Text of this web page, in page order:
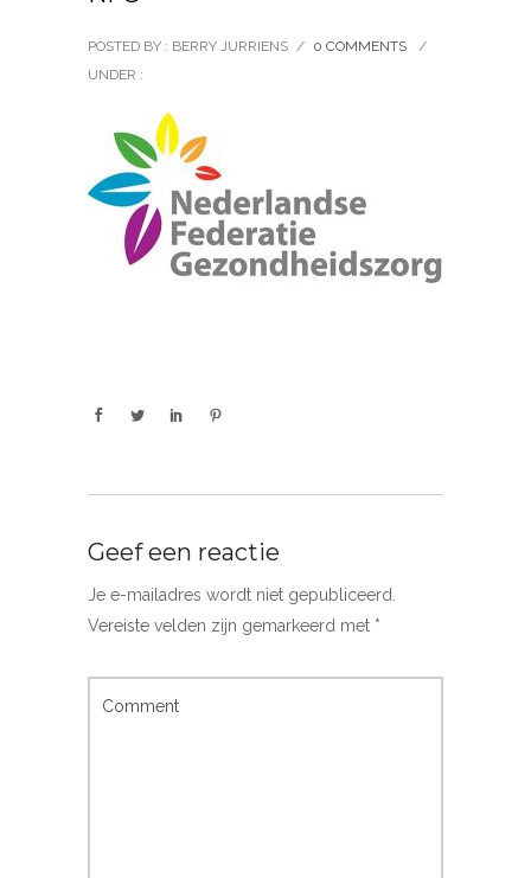
POSTED BY : BERRY JURRIENS / 0 COMMENTS
/
UNDER :
Geef een reactie
Je e-mailadres wordt niet gepubliceerd.
Vereiste velden zijn gemarkeerd met *